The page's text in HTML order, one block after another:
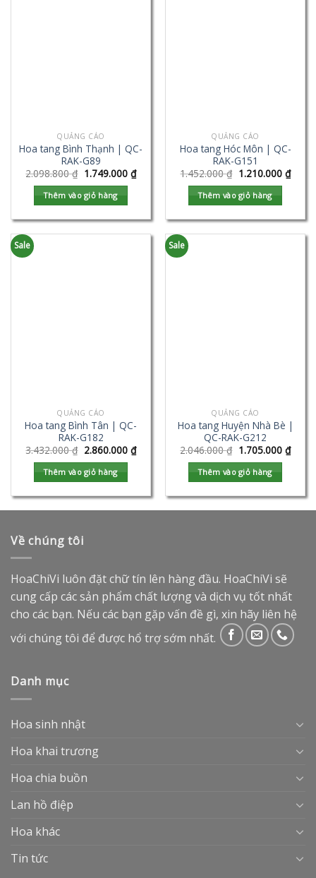
QUẢNG CÁO
Hoa tang Bình Thạnh | QC-
RAK-G89
2.098.800₫ 1.749.000 ₫
Thêm vào giỏ hàng
QUẢNG CÁO
Hoa tang Hóc Môn | QC-
RAK-G151
1.452.000₫ 1.210.000 ₫
Thêm vào giỏ hàng
Sale
QUẢNG CÁO
Hoa tang Bình Tân | QC-
RAK-G182
3.432.000₫ 2.860.000 ₫
Thêm vào giỏ hàng
Sale
QUẢNG CÁO
Hoa tang Huyện Nhà Bè |
QC-RAK-G212
2.046.000₫ 1.705.000 ₫
Thêm vào giỏ hàng
Về chúng tôi
HoaChiVi luôn đặt chữ tín lên hàng đầu. HoaChiVi sẽ
cung cấp các sản phẩm chất lượng và dịch vụ tốt nhất
cho các bạn. Nếu các bạn gặp vấn đề gì, xin hãy liên hệ
với chúng tôi để được hổ trợ sớm nhất.
Danh mục
Hoa sinh nhật
Hoa khai trương
Hoa chia buồn
Lan hồ điệp
Hoa khác
Tin tức